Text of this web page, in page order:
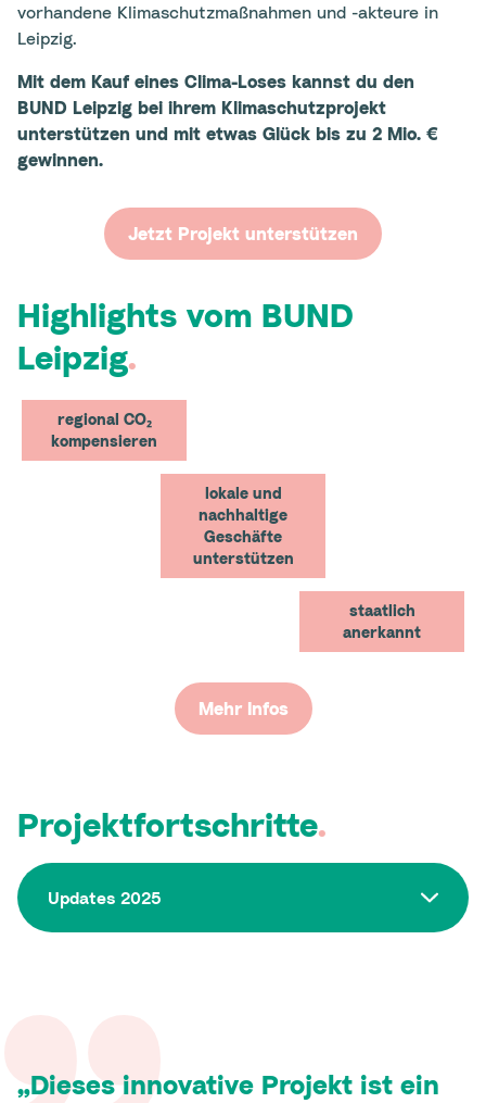
vorhandene Klimaschutzmaßnahmen und -akteure in
Leipzig.
Mit dem Kauf eines Clima-Loses kannst du den
BUND Leipzig bei ihrem Klimaschutzprojekt
unterstützen und mit etwas Glück bis zu 2 Mio. €
gewinnen.
Jetzt Projekt unterstützen
Highlights vom BUND
Leipzig.
regional CO₂
kompensieren
lokale und
nachhaltige
Geschäfte
unterstützen
staatlich
anerkannt
Mehr Infos
Projektfortschritte.
Updates 2025
Dieses innovative Projekt ist ein